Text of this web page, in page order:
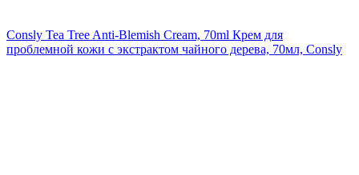
Consly Tea Tree Anti-Blemish Cream, 70ml Крем для
проблемной кожи с экстрактом чайного дерева, 70мл, Consly